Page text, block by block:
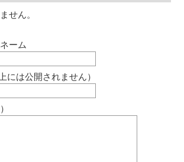
せん。
ーム
には公開されません）